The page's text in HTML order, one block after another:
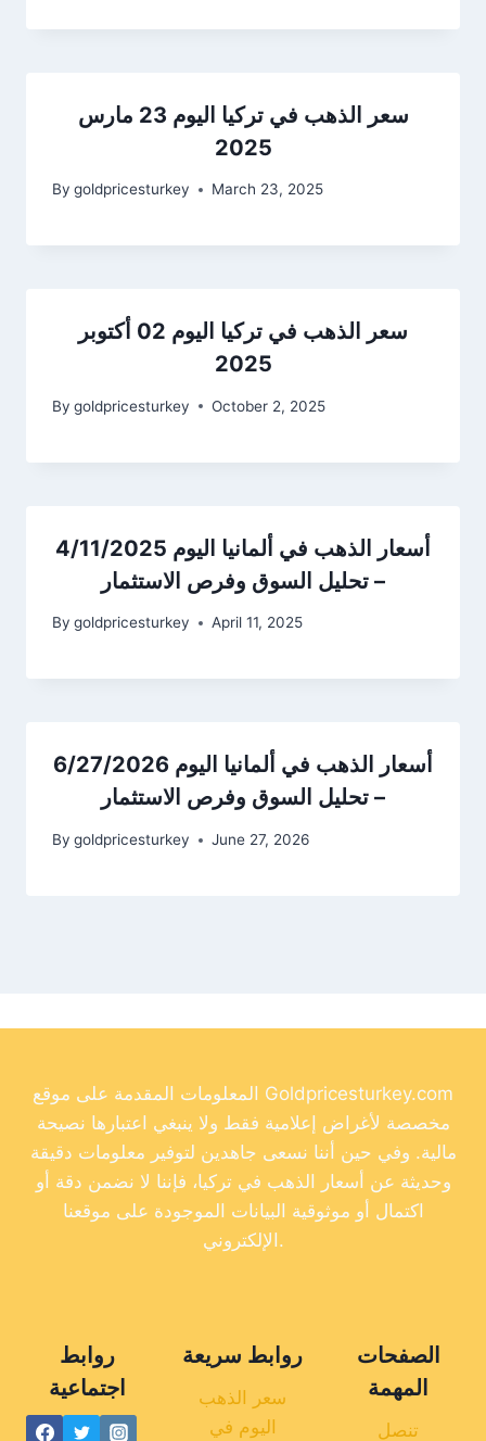
سعر الذهب في تركيا اليوم 23 مارس
2025
By goldpricesturkey March 23, 2025
سعر الذهب في تركيا اليوم 02 أكتوبر
2025
By goldpricesturkey October 2, 2025
أسعار الذهب في ألمانيا اليوم 4/11/2025
– تحليل السوق وفرص الاستثمار
By goldpricesturkey April 11, 2025
أسعار الذهب في ألمانيا اليوم 6/27/2026
– تحليل السوق وفرص الاستثمار
By goldpricesturkey June 27, 2026
المعلومات المقدمة على موقع Goldpricesturkey.com
مخصصة لأغراض إعلامية فقط ولا ينبغي اعتبارها نصيحة
مالية. وفي حين أننا نسعى جاهدين لتوفير معلومات دقيقة
وحديثة عن أسعار الذهب في تركيا، فإننا لا نضمن دقة أو
اكتمال أو موثوقية البيانات الموجودة على موقعنا
الإلكتروني.
روابط
اجتماعية
روابط سريعة
سعر الذهب
اليوم في
الصفحات
المهمة
تنصل